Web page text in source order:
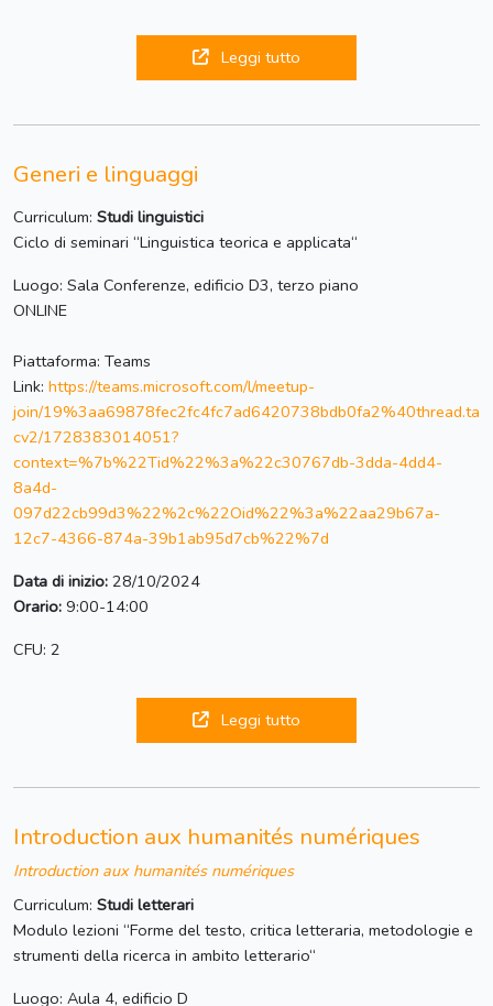
Leggi tutto
Generi e linguaggi
Curriculum: Studi linguistici
Ciclo di seminari “Linguistica teorica e applicata“
Luogo: Sala Conferenze, edificio D3, terzo piano
ONLINE
Piattaforma: Teams
Link: https://teams.microsoft.com/l/meetup-
join/19%3aa69878fec2fc4fc7ad6420738bdb0fa2%40thread.ta
cv2/1728383014051?
context=%7b%22Tid%22%3a%22c30767db-3dda-4dd4-
8a4d-
097d22cb99d3%22%2c%22Oid%22%3a%22aa29b67a-
12c7-4366-874a-39b1ab95d7cb%22%7d
Data di inizio: 28/10/2024
Orario: 9:00-14:00
CFU: 2
Leggi tutto
Introduction aux humanités numériques
Introduction aux humanités numériques
Curriculum: Studi letterari
Modulo lezioni “Forme del testo, critica letteraria, metodologie e
strumenti della ricerca in ambito letterario“
Luogo: Aula 4, edificio D